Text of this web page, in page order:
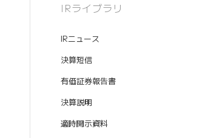
IRライブラリ
IRニュース
決算短信
有価証券報告書
決算説明
適時開示資料